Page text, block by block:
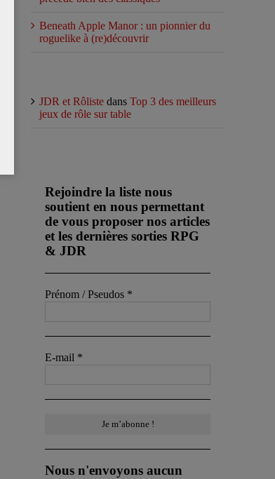
Beneath Apple Manor : un pionnier du
roguelike à (re)découvrir
JDR et Rôliste dans Top 3 des meilleurs
jeux de rôle sur table
Rejoindre la liste nous
soutient en nous permettant
de vous proposer nos articles
et les dernières sorties RPG
& JDR
Prénom / Pseudos *
E-mail *
Nous n'envoyons aucun